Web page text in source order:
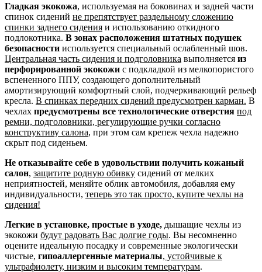
Гладкая экокожа, используемая на боковинах и задней части
спинок сидений не препятствует раздельному сложению
спинки заднего сидения и использованию откидного
подлокотника. В зонах расположения штатных подушек
безопасности используется специальный ослабленный шов.
Центральная часть сидения и подголовника выполняется из
перфорированной экокожи с подкладкой из мелкопористого
вспененного ППУ, создающего дополнительный
амортизирующий комфортный слой, подчеркивающий рельеф
кресла. В спинках передних сидений предусмотрен карман. В
чехлах предусмотрены все технологические отверстия под
ремни, подголовники, регулирующие ручки согласно
конструктиву салона, при этом сам крепеж чехла надежно
скрыт под сиденьем.
Не отказывайте себе в удовольствии получить кожаный
салон, защитите родную обивку сидений от мелких
неприятностей, меняйте облик автомобиля, добавляя ему
индивидуальности, теперь это так просто, купите чехлы на
сидения!
Легкие в установке, простые в уходе, дышащие чехлы из
экокожи будут радовать Вас долгие годы. Вы несомненно
оцените идеальную посадку и современные экологически
чистые, гипоаллергенные материалы, устойчивые к
ультрафиолету, низким и высоким температурам.